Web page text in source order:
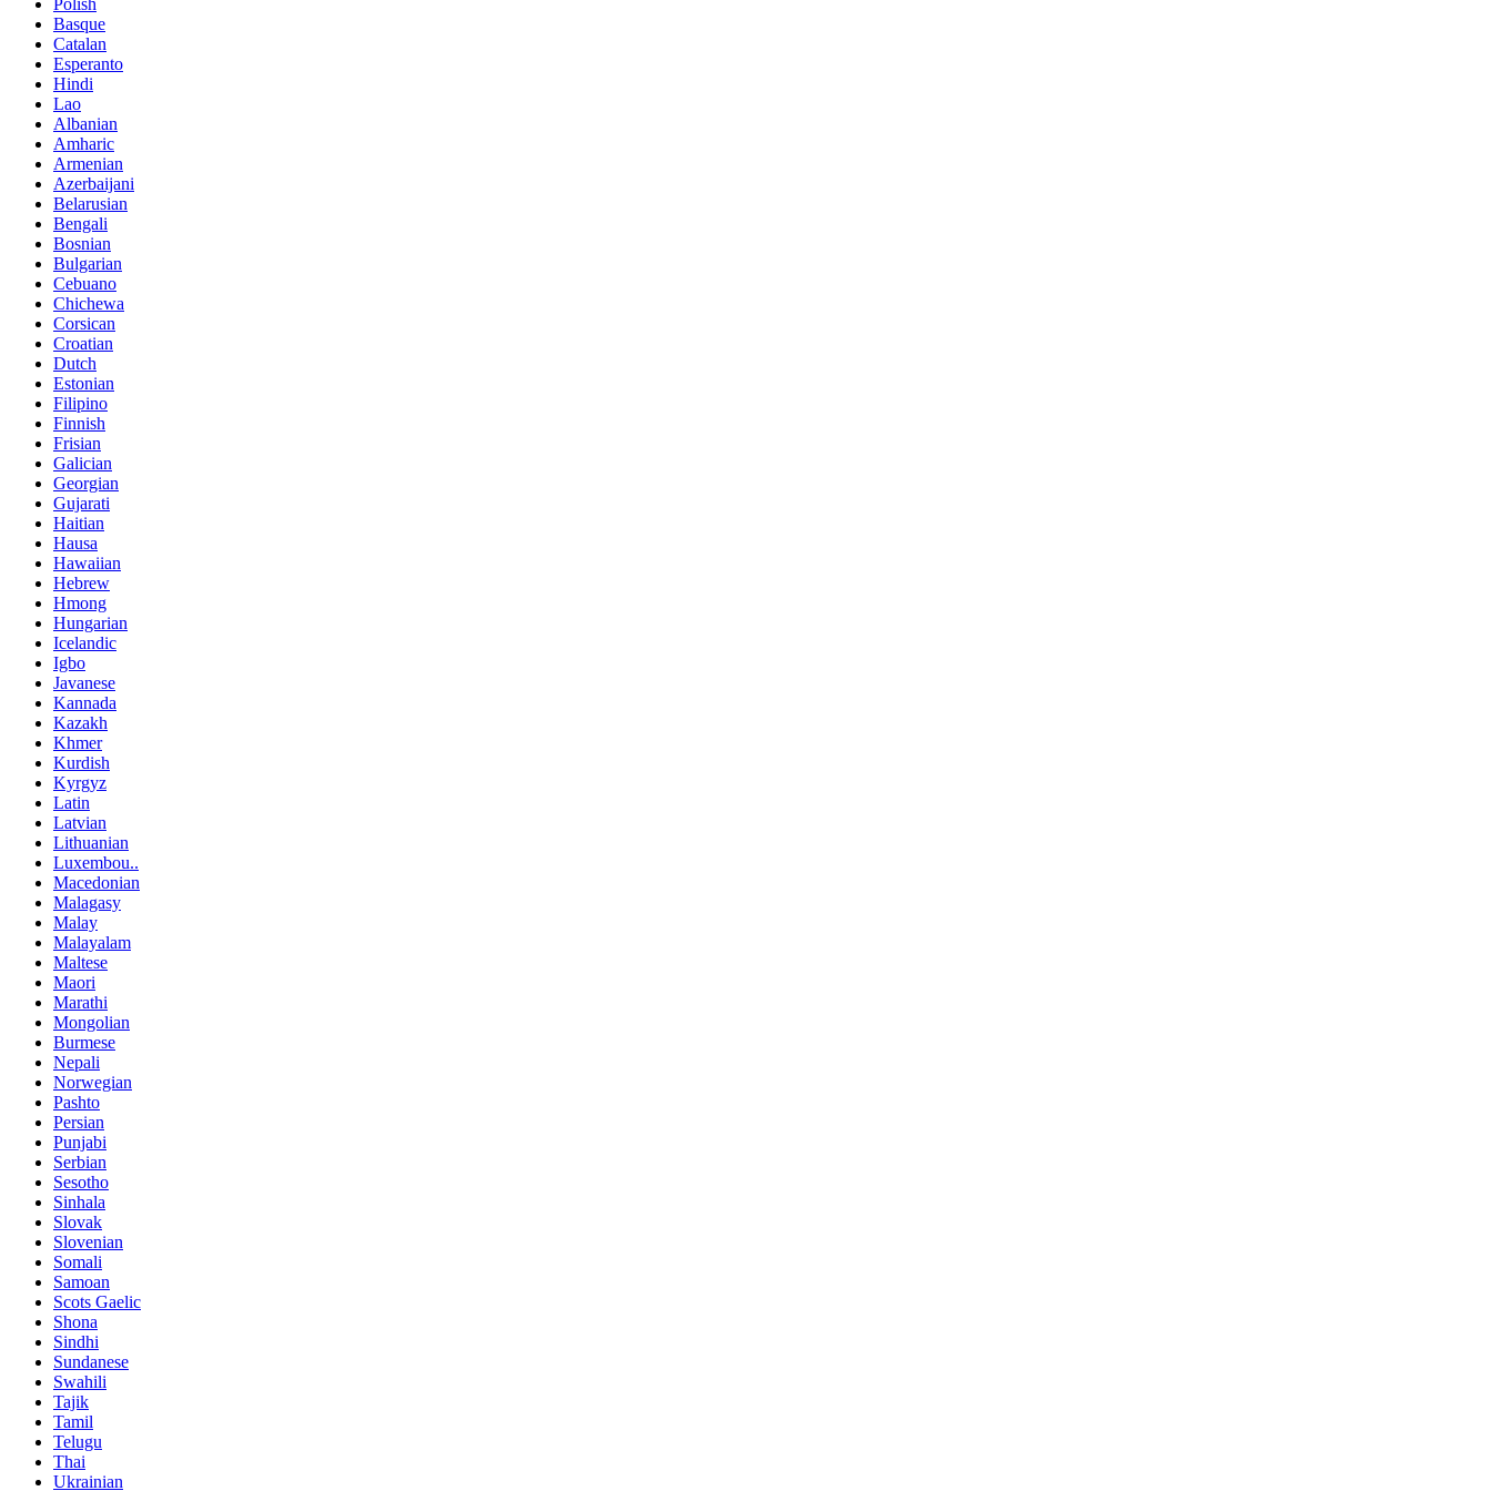
Polish
Basque
Catalan
Esperanto
Hindi
Lao
Albanian
Amharic
Armenian
Azerbaijani
Belarusian
Bengali
Bosnian
Bulgarian
Cebuano
Chichewa
Corsican
Croatian
Dutch
Estonian
Filipino
Finnish
Frisian
Galician
Georgian
Gujarati
Haitian
Hausa
Hawaiian
Hebrew
Hmong
Hungarian
Icelandic
Igbo
Javanese
Kannada
Kazakh
Khmer
Kurdish
Kyrgyz
Latin
Latvian
Lithuanian
Luxembou..
Macedonian
Malagasy
Malay
Malayalam
Maltese
Maori
Marathi
Mongolian
Burmese
Nepali
Norwegian
Pashto
Persian
Punjabi
Serbian
Sesotho
Sinhala
Slovak
Slovenian
Somali
Samoan
Scots Gaelic
Shona
Sindhi
Sundanese
Swahili
Tajik
Tamil
Telugu
Thai
Ukrainian